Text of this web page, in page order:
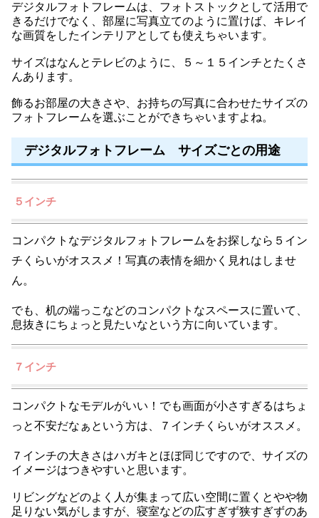
デジタルフォトフレームは、フォトストックとして活用で
きるだけでなく、部屋に写真立てのように置けば、キレイ
な画質をしたインテリアとしても使えちゃいます。
サイズはなんとテレビのように、５～１５インチとたくさ
んあります。
飾るお部屋の大きさや、お持ちの写真に合わせたサイズの
フォトフレームを選ぶことができちゃいますよね。
デジタルフォトフレーム サイズごとの用途
５インチ
コンパクトなデジタルフォトフレームをお探しなら５イン
チくらいがオススメ！写真の表情を細かく見れはしませ
ん。
でも、机の端っこなどのコンパクトなスペースに置いて、
息抜きにちょっと見たいなという方に向いています。
７インチ
コンパクトなモデルがいい！でも画面が小さすぎるはちょ
っと不安だなぁという方は、７インチくらいがオススメ。
７インチの大きさはハガキとほぼ同じですので、サイズの
イメージはつきやすいと思います。
リビングなどのよく人が集まって広い空間に置くとやや物
足りない気がしますが、寝室などの広すぎず狭すぎずのあ